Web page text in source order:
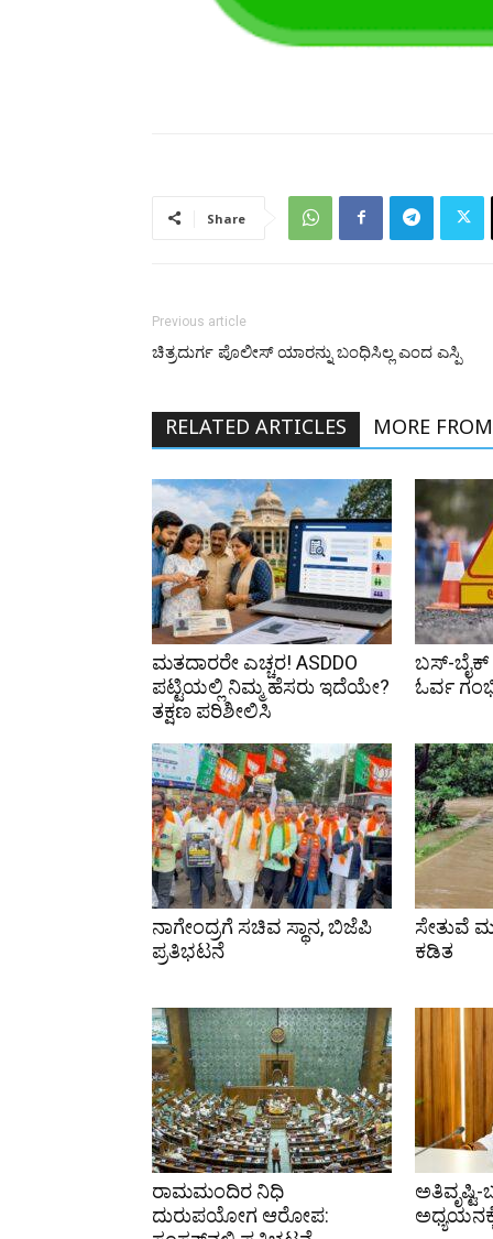
Share
Previous article
ಚಿತ್ರದುರ್ಗ ಪೊಲೀಸ್ ಯಾರನ್ನು ಬಂಧಿಸಿಲ್ಲ ಎಂದ ಎಸ್ಪಿ
RELATED ARTICLES MORE
ಮತದಾರರೇ ಎಚ್ಚರ! ASDDO
ಪಟ್ಟಿಯಲ್ಲಿ ನಿಮ್ಮ ಹೆಸರು ಇದೆಯೇ?
ತಕ್ಷಣ ಪರಿಶೀಲಿಸಿ
ಬಸ್-ಬೈಕ್
ಓರ್ವ
ನಾಗೇಂದ್ರಗೆ ಸಚಿವ ಸ್ಥಾನ, ಬಿಜೆಪಿ
ಪ್ರತಿಭಟನೆ
ಸೇತುವೆ
ಕಡಿತ
ರಾಮಮಂದಿರ ನಿಧಿ
ದುರುಪಯೋಗ ಆರೋಪ:
ಅತಿವೃಷ್ಟಿ-